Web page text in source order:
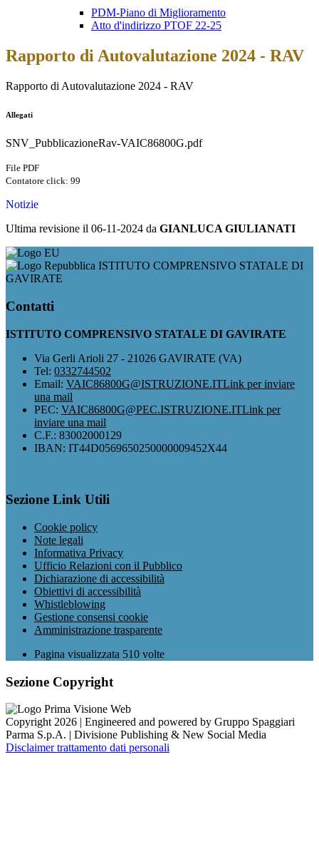
PDM-Piano di Miglioramento
Atto d'indirizzo PTOF 22-25
Rapporto di Autovalutazione 2024 - RAV
Rapporto di Autovalutazione 2024 - RAV
Allegati
SNV_PubblicazioneRav-VAIC86800G.pdf
File PDF
Contatore click: 99
Notizie
Ultima revisione il 06-11-2024 da GIANLUCA GIULIANATI
ISTITUTO COMPRENSIVO STATALE DI
GAVIRATE
Contatti
ISTITUTO COMPRENSIVO STATALE DI GAVIRATE
Via Gerli Arioli 27 - 21026 GAVIRATE (VA)
Tel: 0332744502
Email: VAIC86800G@ISTRUZIONE.ITLink per inviare
una mail
PEC: VAIC86800G@PEC.ISTRUZIONE.ITLink per
inviare una mail
C.F.: 83002000129
IBAN: IT44D0569650250000009452X44
Sezione Link Utili
Cookie policy
Note legali
Informativa Privacy
Ufficio Relazioni con il Pubblico
Dichiarazione di accessibilità
Obiettivi di accessibilità
Whistleblowing
Gestione consensi cookie
Amministrazione trasparente
Pagina visualizzata 510 volte
Sezione Copyright
Copyright 2026 | Engineered and powered by Gruppo Spaggiari
Parma S.p.A. | Divisione Publishing & New Social Media
Disclaimer trattamento dati personali